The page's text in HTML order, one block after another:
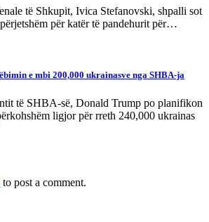
të Shkupit, Ivica Stefanovski, shpalli sot
për katër të pandehurit për…
e mbi 200,000 ukrainasve nga SHBA-ja
të SHBA-së, Donald Trump po planifikon
ligjor për rreth 240,000 ukrainas
to post a comment.